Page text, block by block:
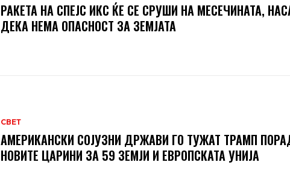
РАКЕТА НА СПЕЈС ИКС ЌЕ СЕ СРУШИ НА МЕСЕЧИНАТА,
ДЕКА НЕМА ОПАСНОСТ ЗА ЗЕМЈАТА
СВЕТ
АМЕРИКАНСКИ СОЈУЗНИ ДРЖАВИ ГО ТУЖАТ ТРАМП
НОВИТЕ ЦАРИНИ ЗА 59 ЗЕМЈИ И ЕВРОПСКАТА УНИЈА